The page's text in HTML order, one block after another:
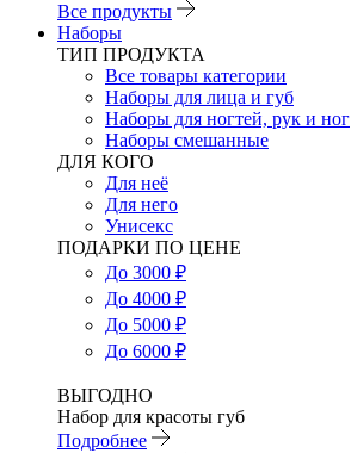
Все продукты
Наборы
ТИП ПРОДУКТА
Все товары категории
Наборы для лица и губ
Наборы для ногтей, рук и ног
Наборы смешанные
ДЛЯ КОГО
Для неё
Для него
Унисекс
ПОДАРКИ ПО ЦЕНЕ
До 3000 ₽
До 4000 ₽
До 5000 ₽
До 6000 ₽
ВЫГОДНО
Набор для красоты губ
Подробнее